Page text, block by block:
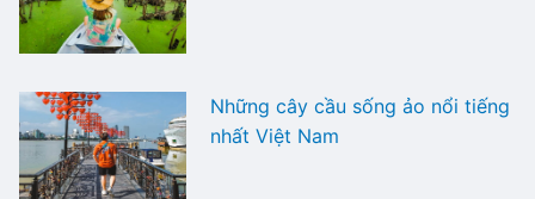
Những cây cầu sống ảo nổi tiếng
nhất Việt Nam